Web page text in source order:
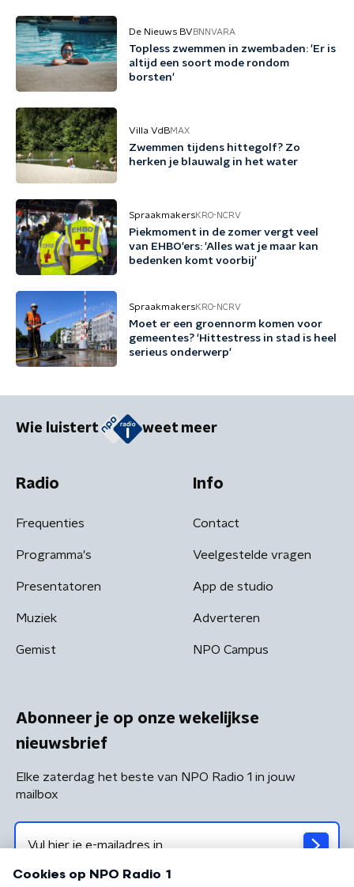
De Nieuws BV BNNVARA
Topless zwemmen in zwembaden: 'Er is
altijd een soort mode rondom
borsten'
Villa VdBMAX
Zwemmen tijdens hittegolf? Zo
herken je blauwalg in het water
SpraakmakersKRO-NCRV
Piekmoment in de zomer vergt veel
van EHBO'ers: 'Alles wat je maar kan
bedenken komt voorbij'
SpraakmakersKRO-NCRV
Moet er een groennorm komen voor
gemeentes? 'Hittestress in stad is heel
serieus onderwerp'
Wie luistert weet meer
Radio
Frequenties
Programma's
Presentatoren
Muziek
Gemist
Info
Contact
Veelgestelde vragen
App de studio
Adverteren
NPO Campus
Abonneer je op onze wekelijkse
nieuwsbrief
Elke zaterdag het beste van NPO Radio 1 in jouw
mailbox